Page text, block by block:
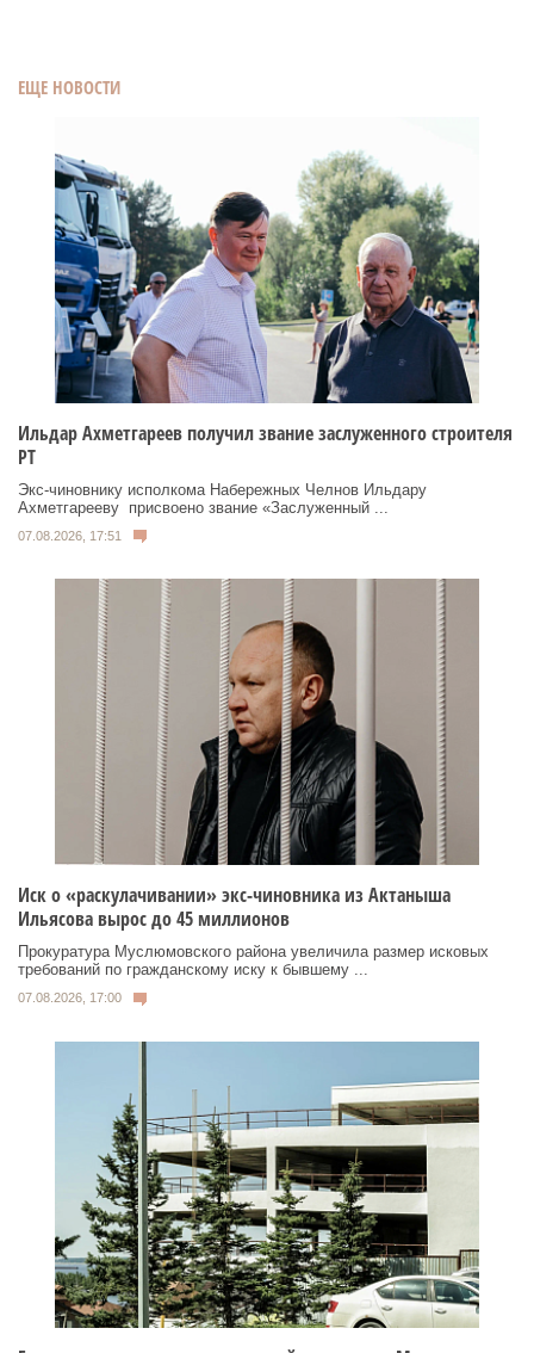
ЕЩЕ НОВОСТИ
Ильдар Ахметгареев получил звание заслуженного строителя
РТ
Экс‑чиновнику исполкома Набережных Челнов Ильдару
Ахметгарееву присвоено звание «Заслуженный ...
07.08.2026, 17:51
Иск о «раскулачивании» экс-чиновника из Актаныша
Ильясова вырос до 45 миллионов
Прокуратура Муслюмовского района увеличила размер исковых
требований по гражданскому иску к бывшему ...
07.08.2026, 17:00